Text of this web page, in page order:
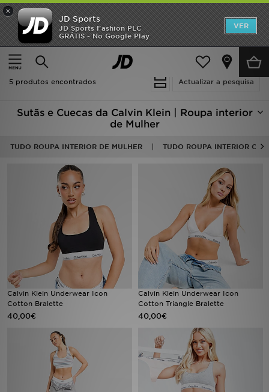
×
JD Sports
JD Sports Fashion PLC
GRÁTIS - No Google Play
VER
Página principal
Mulher
Roupa de Mulher
Actualizar a pesquisa
5 produtos encontrados
Sutãs e Cuecas da Calvin Klein | Roupa interior
de Mulher
TUDO ROUPA INTERIOR DE MULHER TUDO ROUPA INTERIOR
Calvin Klein Underwear Icon
Cotton Bralette
40,00€
Calvin Klein Underwear Icon
Cotton Triangle Bralette
40,00€
INÍCIO
Promoções
DESPORTO
FUTEBOL JD
VER MARCAS
LOCALIZADOR DE LOJAS